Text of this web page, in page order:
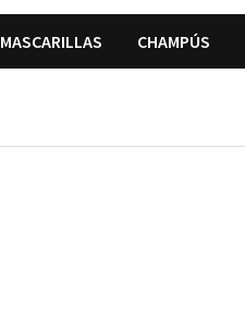
MASCARILLAS CHAMPÚS